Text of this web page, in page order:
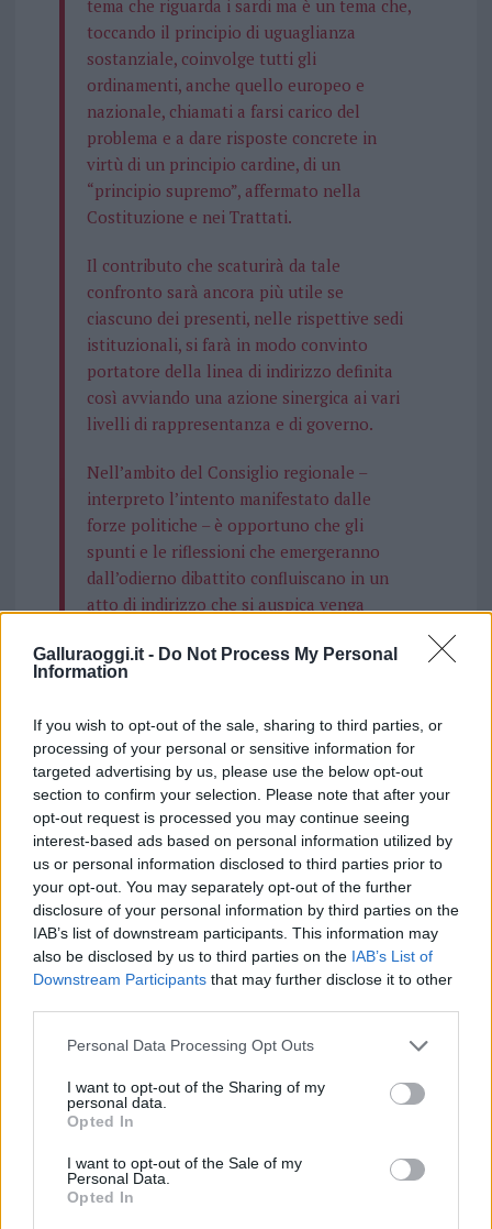
Galluraoggi.it - Do Not Process My Personal
Information
If you wish to opt-out of the sale, sharing to third parties, or
processing of your personal or sensitive information for
targeted advertising by us, please use the below opt-out
section to confirm your selection. Please note that after your
opt-out request is processed you may continue seeing
interest-based ads based on personal information utilized by
us or personal information disclosed to third parties prior to
your opt-out. You may separately opt-out of the further
disclosure of your personal information by third parties on the
IAB’s list of downstream participants. This information may
also be disclosed by us to third parties on the IAB’s List of
Downstream Participants that may further disclose it to other
Please note that this website/app uses one or more Google
not limited to your visit or usage behaviour. You may click to
grant or deny consent to Google and its third-party tags to
use your data for below specified purposes in below Google
consent section.
Personal Data Processing Opt Outs
I want to opt-out of the Sharing of my
personal data.
Opted In
I want to opt-out of the Sale of my
Personal Data.
Opted In
tema che riguarda i sardi ma è un tema che,
toccando il principio di uguaglianza
sostanziale, coinvolge tutti gli
ordinamenti, anche quello europeo e
nazionale, chiamati a farsi carico del
problema e a dare risposte concrete in
virtù di un principio cardine, di un
“principio supremo”, affermato nella
Costituzione e nei Trattati.
Il contributo che scaturirà da tale
confronto sarà ancora più utile se
ciascuno dei presenti, nelle rispettive sedi
istituzionali, si farà in modo convinto
portatore della linea di indirizzo definita
così avviando una azione sinergica ai vari
livelli di rappresentanza e di governo.
Nell’ambito del Consiglio regionale –
interpreto l’intento manifestato dalle
forze politiche – è opportuno che gli
spunti e le riflessioni che emergeranno
dall’odierno dibattito confluiscano in un
atto di indirizzo che si auspica venga
convocata immediatamente dopo questo
incontro.
Per questo, l’ulteriore auspicio, è quello di
definire in modo determinante, preciso e
circoscritto, le linee di azione da
intraprendere, affinché l’indirizzo
condiviso produca in modo concreto e
tempestivo i suoi effetti.
Rinnovando il saluto a tutti i presenti,
auguro buon lavoro e ringrazio gli ospiti
che ci hanno raggiunto e quelli che, in
risposta all’invito, sebbene impossibilitati
a presenziare, hanno comunque
esplicitamente manifestato il loro
discussione.